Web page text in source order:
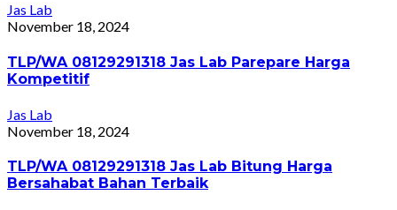
Jas Lab
November 18, 2024
TLP/WA 08129291318 Jas Lab Parepare Harga
Kompetitif
Jas Lab
November 18, 2024
TLP/WA 08129291318 Jas Lab Bitung Harga
Bersahabat Bahan Terbaik